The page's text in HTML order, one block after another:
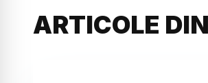
ARTICOLE